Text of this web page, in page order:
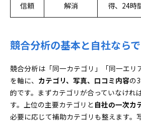
信頼
解消
得、24時
競合分析の基本と自社なら
競合分析は「同一カテゴリ」「同一エリ
を軸に、 カテゴリ、写真、口コミ内容の
的です。まずカテゴリが合っていなけれ
す。上位の主要カテゴリと 自社の一次カ
必要に応じて補助カテゴリも整えます。